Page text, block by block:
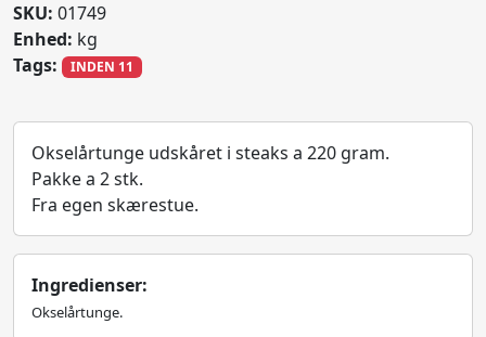
SKU: 01749
Enhed: kg
Tags:
INDEN 11
Okselårtunge udskåret i steaks a 220 gram.
Pakke a 2 stk.
Fra egen skærestue.
Ingredienser:
Okselårtunge.